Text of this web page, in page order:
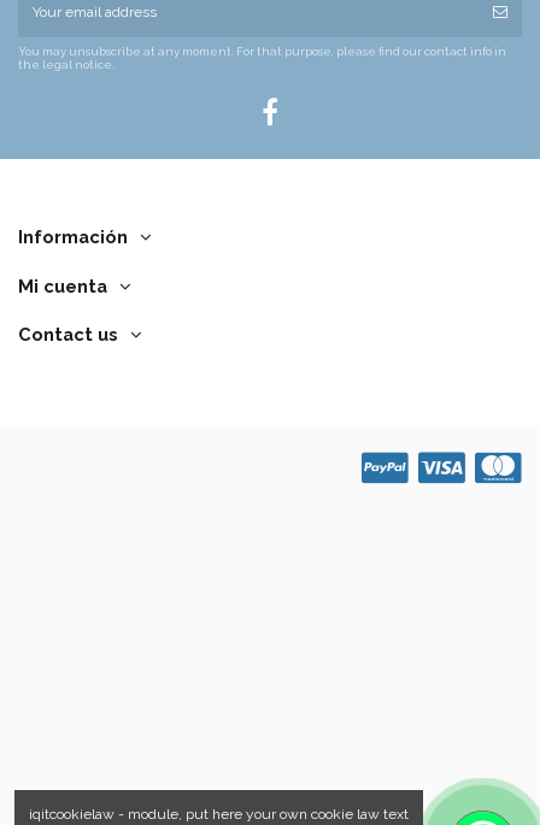
You may unsubscribe at any moment. For that purpose, please find our contact info in
the legal notice.
Información
Mi cuenta
Contact us
iqitcookielaw - module, put here your own cookie law text